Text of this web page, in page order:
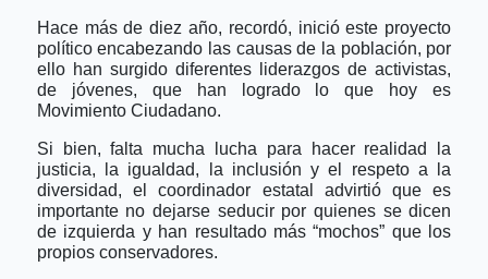
Hace más de diez año, recordó, inició este proyecto
político encabezando las causas de la población, por
ello han surgido diferentes liderazgos de activistas,
de jóvenes, que han logrado lo que hoy es
Movimiento Ciudadano.
Si bien, falta mucha lucha para hacer realidad la
justicia, la igualdad, la inclusión y el respeto a la
diversidad, el coordinador estatal advirtió que es
importante no dejarse seducir por quienes se dicen
de izquierda y han resultado más “mochos” que los
propios conservadores.